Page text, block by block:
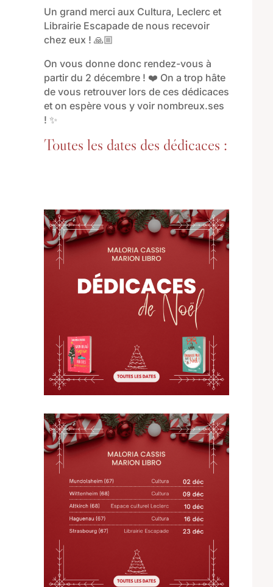
Un grand merci aux Cultura, Leclerc et
Librairie Escapade de nous recevoir
chez eux ! 🙏🏼
On vous donne donc rendez-vous à
partir du 2 décembre ! ❤️ On a trop hâte
de vous retrouver lors de ces dédicaces
et on espère vous y voir nombreux.ses
! ✨
Toutes les dates des dédicaces :